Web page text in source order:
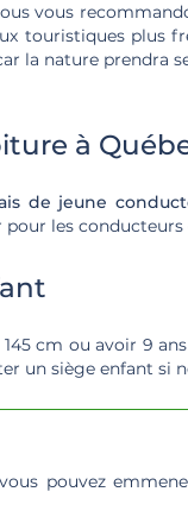
vous
touristiques plus
la nature prendra
à
de jeune
les conducteurs
cm ou avoir 9
un siège enfant si
pouvez